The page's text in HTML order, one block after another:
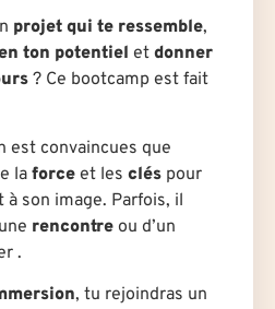
projet qui te ressemble,
ton potentiel et donner
? Ce bootcamp est fait
est convaincues que
laforce et les clés pour
son image. Parfois, il
rencontre ou d’un
.
, tu rejoindras un